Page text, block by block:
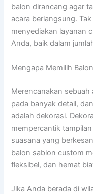
balon dirancang agar
acara berlangsung.
menyediakan layanan
Anda, baik dalam
Mengapa Memilih
Merencanakan
pada banyak detail,
adalah dekorasi.
mempercantik
suasana yang
balon sablon custom
fleksibel, dan hemat
Jika Anda berada di